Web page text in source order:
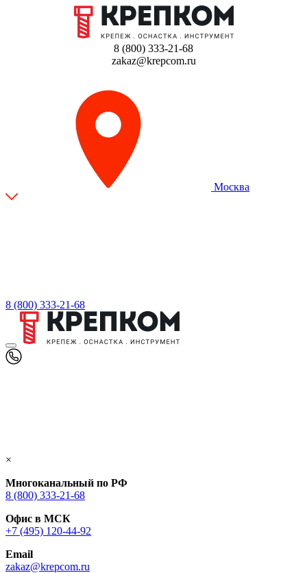
8 (800) 333-21-68
zakaz@krepcom.ru
Москва
8 (800) 333-21-68
×
Многоканальный по РФ
8 (800) 333‑21-68
Офис в МСК
+7 (495) 120-44-92
Email
zakaz@krepcom.ru